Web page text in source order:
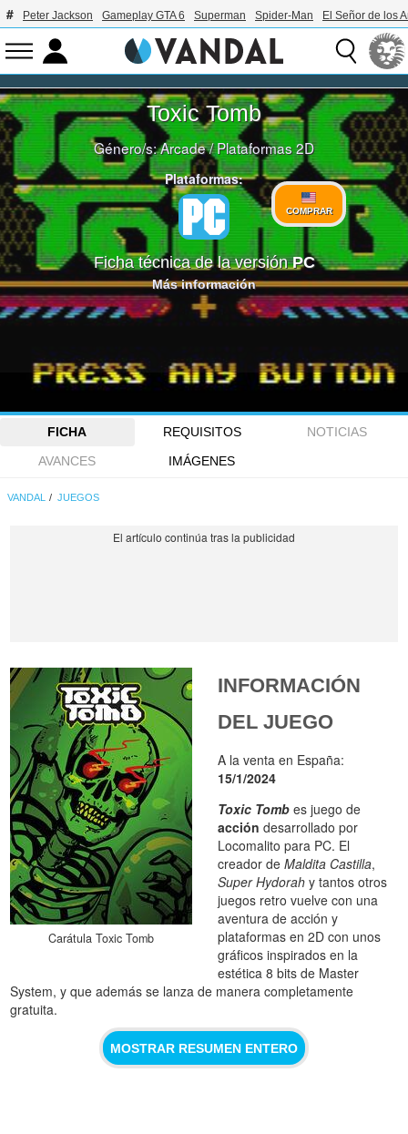
Peter Jackson Gameplay GTA 6 Superman Spider-Man El Señor de los
Toxic Tomb
Género/s:Arcade/Plataformas 2D
Plataformas:
COMPRAR
Ficha técnica de la versiónPC
Más información
FICHA REQUISITOS
NOTICIAS
AVANCES
IMÁGENES
VANDAL JUEGOS
Carátula Toxic Tomb
INFORMACIÓN
DEL JUEGO
A la venta en España:
15/1/2024
Toxic Tomb es juego de
acción desarrollado por
Locomalito para PC. El
creador deMaldita Castilla,
Super Hydorah y tantos otros
juegos retro vuelve con una
aventura de acción y
plataformas en 2D con unos
gráficos inspirados en la
estética 8 bits de Master
System, y que además se lanza de manera completamente
gratuita.
MOSTRAR RESUMEN ENTERO